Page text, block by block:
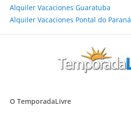
Alquiler Vacaciones Guaratuba
Alquiler Vacaciones Pontal do Paraná
O TemporadaLivre